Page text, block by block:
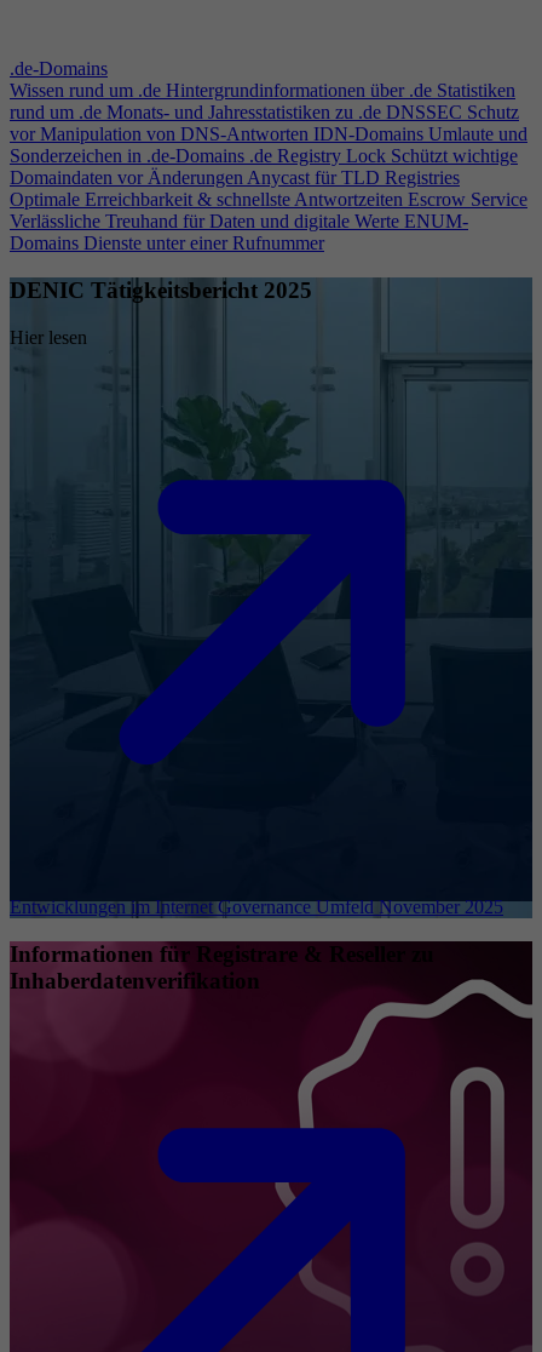
.de-Domains
Wissen rund um .de Hintergrundinformationen über .de Statistiken
rund um .de Monats- und Jahresstatistiken zu .de DNSSEC Schutz
vor Manipulation von DNS-Antworten IDN-Domains Umlaute und
Sonderzeichen in .de-Domains .de Registry Lock Schützt wichtige
Domaindaten vor ÄnderungenAnycast für TLD Registries
Optimale Erreichbarkeit & schnellste Antwortzeiten Escrow Service
Verlässliche Treuhand für Daten und digitale Werte ENUM-
Domains Dienste unter einer Rufnummer
DENIC Tätigkeitsbericht 2025
Hier lesen
Entwicklungen im Internet Governance Umfeld November 2025
Informationen für Registrare & Reseller zu
Inhaberdatenverifikation